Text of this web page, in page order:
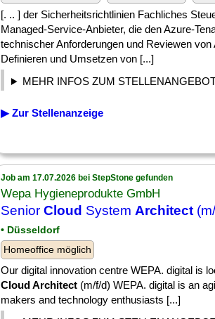
[. .. ] der Sicherheitsrichtlinien Fachliches
Managed-Service-Anbieter, die den Azure-
technischer Anforderungen und Reviewen
Definieren und Umsetzen von [...]
MEHR INFOS ZUM
▶ Zur Stellenanzeige
Job am 17.07.2026 bei StepStone gefunden
Wepa Hygieneprodukte GmbH
Senior Cloud System Architect
• Düsseldorf
Homeoffice möglich
Our digital innovation centre WEPA. digital is
Cloud Architect (m/f/d) WEPA. digital is an
makers and technology enthusiasts [...]